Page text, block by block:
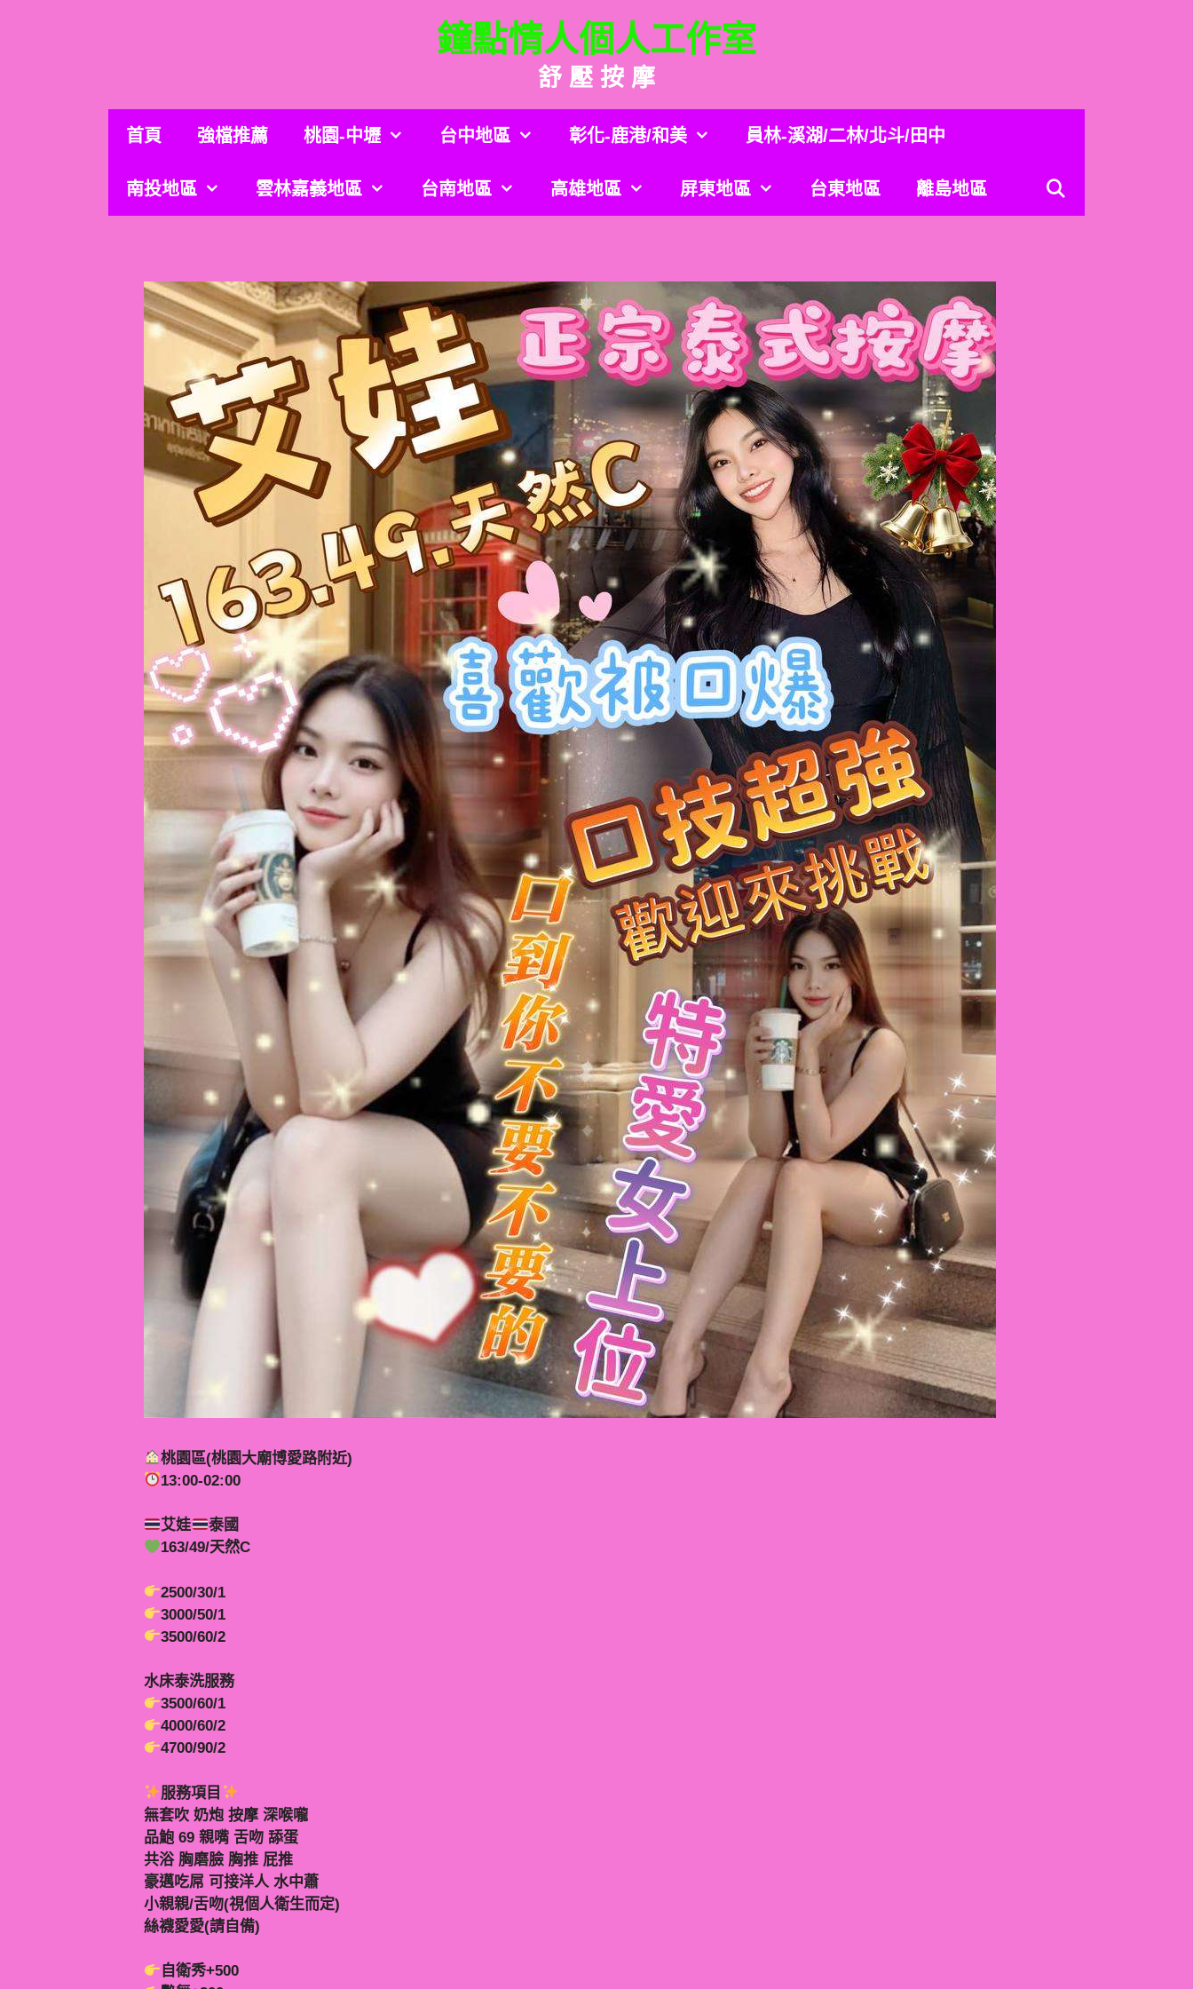
鐘點情人個人工作室
舒 壓 按 摩
首頁 強檔推薦 桃園-中壢 台中地區 彰化-鹿港/和美 員林-溪湖/二林/北斗/田中
南投地區 雲林嘉義地區 台南地區 高雄地區 屏東地區 台東地區 離島地區
桃園區(桃園大廟博愛路附近)
13:00-02:00
艾娃
泰國
163/49/天然C
2500/30/1
3000/50/1
3500/60/2
水床泰洗服務
3500/60/1
4000/60/2
4700/90/2
服務項目
無套吹 奶炮 按摩 深喉嚨
品鮑 69 親嘴 舌吻 舔蛋
共浴 胸磨臉 胸推 屁推
豪邁吃屌 可接洋人 水中蕭
小親親/舌吻(視個人衛生而定)
絲襪愛愛(請自備)
自衛秀+500